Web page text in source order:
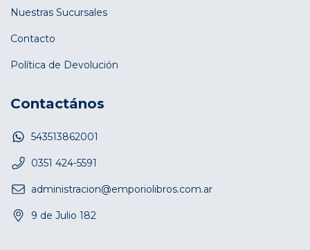
Nuestras Sucursales
Contacto
Política de Devolución
Contactános
543513862001
0351 424-5591
administracion@emporiolibros.com.ar
9 de Julio 182